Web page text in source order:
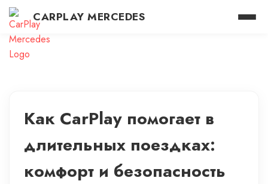
CARPLAY MERCEDES
Как CarPlay помогает в
длительных поездках:
комфорт и безопасность